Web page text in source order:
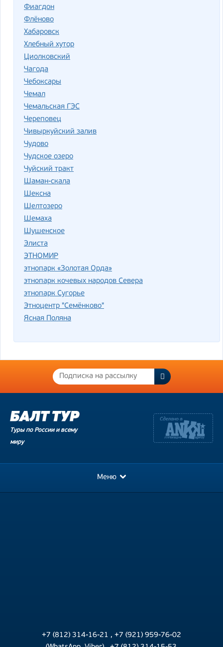
Фиагдон
Флёново
Хабаровск
Хлебный хутор
Циолковский
Чагода
Чебоксары
Чемал
Чемальская ГЭС
Череповец
Чивыркуйский залив
Чудово
Чудское озеро
Чуйский тракт
Шаман-скала
Шексна
Шелтозеро
Шемаха
Шушенское
Элиста
ЭТНОМИР
этнопарк «Золотая Орда»
этнопарк кочевых народов Севера
этнопарк Сугорье
Этноцентр "Семёнково"
Ясная Поляна
Туры по России и всему
миру
Меню
+7 (812) 314-16-21 , +7 (921) 959-76-02